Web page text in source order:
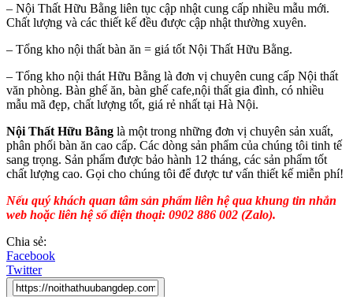
– Nội Thất Hữu Bằng liên tục cập nhật cung cấp nhiều mẫu mới.
Chất lượng và các thiết kế đều được cập nhật thường xuyên.
– Tổng kho nội thất bàn ăn = giá tốt Nội Thất Hữu Bằng.
– Tổng kho nội thát Hữu Bằng là đơn vị chuyên cung cấp Nội thất
văn phòng. Bàn ghế ăn, bàn ghế cafe,nội thất gia đình, có nhiều
mẫu mã đẹp, chất lượng tốt, giá rẻ nhất tại Hà Nội.
Nội Thất Hữu Bằng là một trong những đơn vị chuyên sản xuất,
phân phối bàn ăn cao cấp. Các dòng sản phẩm của chúng tôi tinh tế
sang trọng. Sản phẩm được bảo hành 12 tháng, các sản phẩm tốt
chất lượng cao. Gọi cho chúng tôi để được tư vấn thiết kế miễn phí!
Nếu quý khách quan tâm sản phẩm liên hệ qua khung tin nhắn
web hoặc liên hệ số điện thoại: 0902 886 002 (Zalo).
Chia sẻ:
Facebook
Twitter